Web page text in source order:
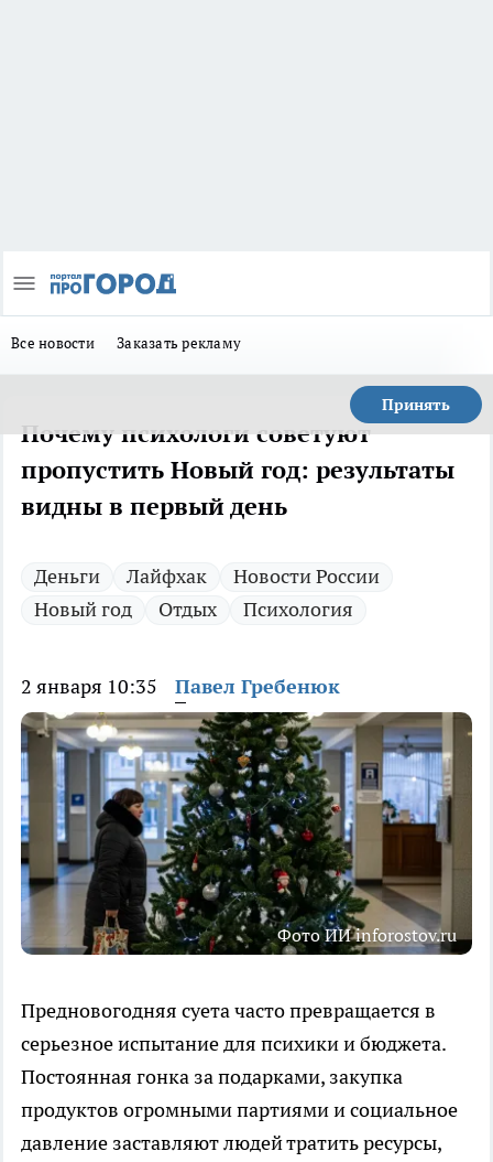
Все новости Заказать рекламу
Принять
Почему психологи советуют
пропустить Новый год: результаты
видны в первый день
Деньги Лайфхак
Новости России
Новый год
Отдых Психология
2 января 10:35 Павел Гребенюк
Фото ИИ inforostov.ru
Предновогодняя суета часто превращается в
серьезное испытание для психики и бюджета.
Постоянная гонка за подарками, закупка
продуктов огромными партиями и социальное
давление заставляют людей тратить ресурсы,